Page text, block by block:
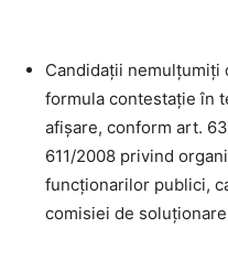
Candidaţii
formula contestație în
afișare, conform art.
611/2008 privind
funcționarilor publici,
comisiei de